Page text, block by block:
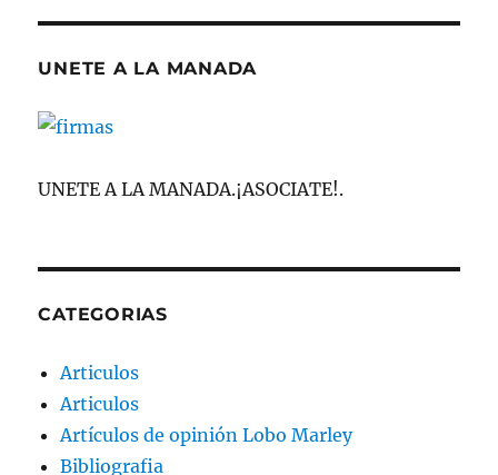
UNETE A LA MANADA
UNETE A LA MANADA.¡ASOCIATE!.
CATEGORIAS
Articulos
Articulos
Artículos de opinión Lobo Marley
Bibliografia